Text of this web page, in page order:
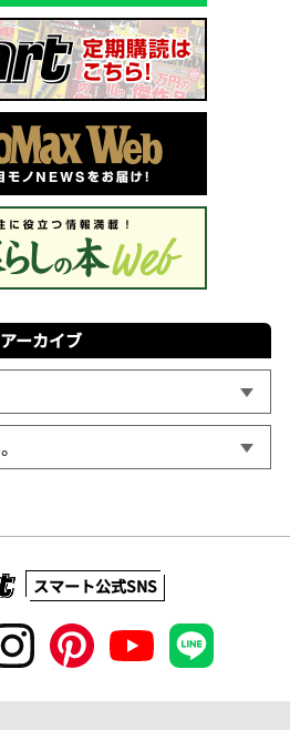
アーカイブ
スマート公式SNS